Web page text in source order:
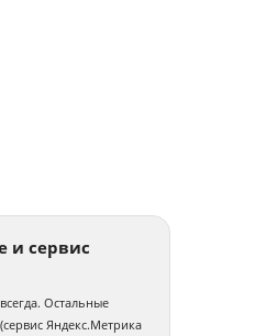
и сервис
Остальные
Яндекс.Метрика